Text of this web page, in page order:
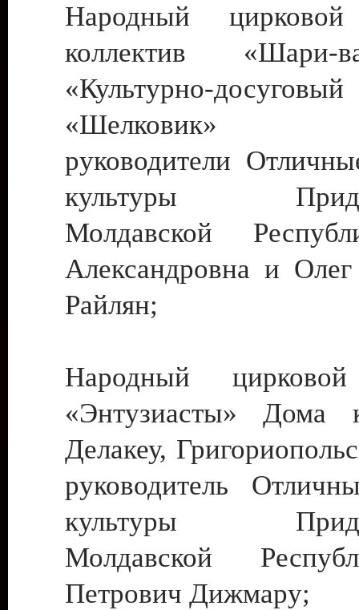
Народный цирковой
коллектив
«Культурно-
«Шелковик»
руководители
культуры
Молдавской
Александровна и
Райлян;
Народный цирковой
«Энтузиасты» Дома
Делакеу,
руководитель
культуры
Молдавской
Петрович Дижмару;